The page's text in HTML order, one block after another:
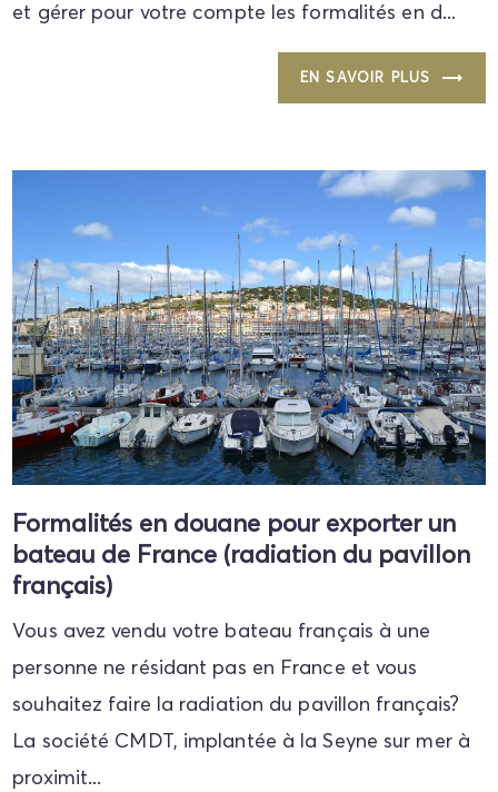
et gérer pour votre compte les formalités en d...
EN SAVOIR PLUS
Formalités en douane pour exporter un
bateau de France (radiation du pavillon
français)
Vous avez vendu votre bateau français à une
personne ne résidant pas en France et vous
souhaitez faire la radiation du pavillon français?
La société CMDT, implantée à la Seyne sur mer à
proximit...